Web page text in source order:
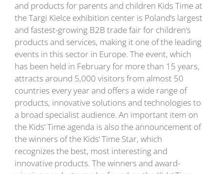
and products for parents and children Kids Time at
the Targi Kielce exhibition center is Poland‘s largest
and fastest-growing B2B trade fair for children‘s
products and services, making it one of the leading
events in this sector in Europe. The event, which
has been held in February for more than 15 years,
attracts around 5,000 visitors from almost 50
countries every year and offers a wide range of
products, innovative solutions and technologies to
a broad specialist audience. An important item on
the Kids‘ Time agenda is also the announcement of
the winners of the Kids‘ Time Star, which
recognizes the best, most interesting and
innovative products. The winners and award-